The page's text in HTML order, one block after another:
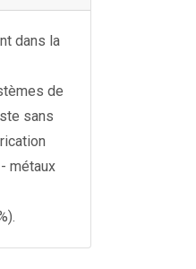
dans la
de
sans
métaux